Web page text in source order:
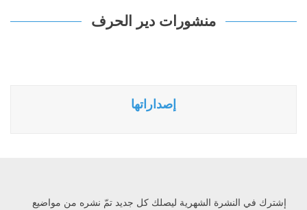
منشورات دير الحرف
إصداراتها
إشترك في النشرة الشهرية ليصلك كل جديد تمّ نشره من مواضيع